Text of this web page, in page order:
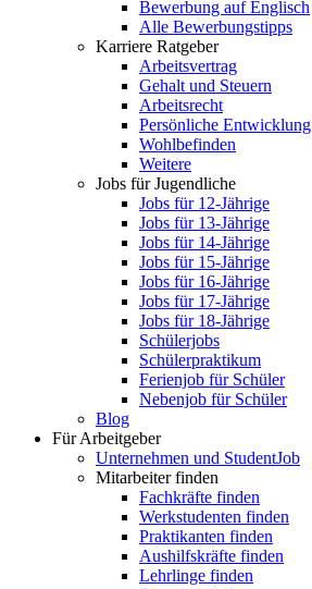
Bewerbung auf Englisch
Alle Bewerbungstipps
Karriere Ratgeber
Arbeitsvertrag
Gehalt und Steuern
Arbeitsrecht
Persönliche Entwicklung
Wohlbefinden
Weitere
Jobs für Jugendliche
Jobs für 12-Jährige
Jobs für 13-Jährige
Jobs für 14-Jährige
Jobs für 15-Jährige
Jobs für 16-Jährige
Jobs für 17-Jährige
Jobs für 18-Jährige
Schülerjobs
Schülerpraktikum
Ferienjob für Schüler
Nebenjob für Schüler
Blog
Für Arbeitgeber
Unternehmen und StudentJob
Mitarbeiter finden
Fachkräfte finden
Werkstudenten finden
Praktikanten finden
Aushilfskräfte finden
Lehrlinge finden